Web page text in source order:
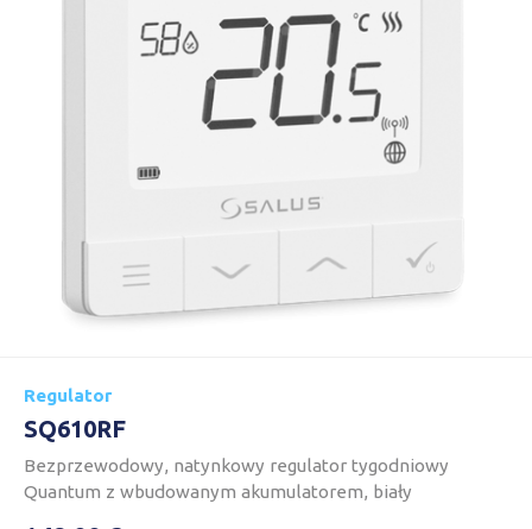
Regulator
SQ610RF
Bezprzewodowy, natynkowy regulator tygodniowy
Quantum z wbudowanym akumulatorem, biały